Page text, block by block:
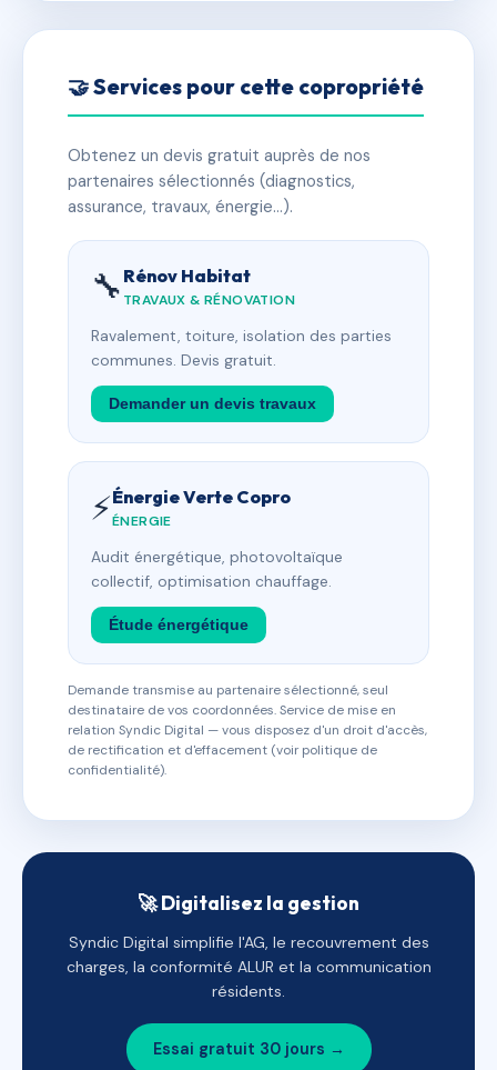
🤝 Services pour cette copropriété
Obtenez un devis gratuit auprès de nos
partenaires sélectionnés (diagnostics,
assurance, travaux, énergie…).
🔧 Rénov Habitat
TRAVAUX & RÉNOVATION
Ravalement, toiture, isolation des parties
communes. Devis gratuit.
Demander un devis travaux
⚡Énergie Verte Copro
ÉNERGIE
Audit énergétique, photovoltaïque
collectif, optimisation chauffage.
Étude énergétique
Demande transmise au partenaire sélectionné, seul
destinataire de vos coordonnées. Service de mise en
relation Syndic Digital — vous disposez d'un droit d'accès,
de rectification et d'effacement (voir politique de
confidentialité).
🚀 Digitalisez la gestion
Syndic Digital simplifie l'AG, le recouvrement des
charges, la conformité ALUR et la communication
résidents.
Essai gratuit 30 jours →